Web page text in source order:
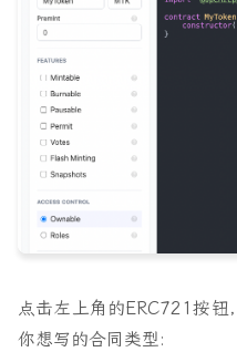
点击左上角的ERC721按钮
你想写的合同类型: